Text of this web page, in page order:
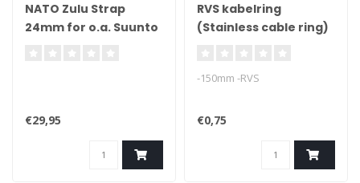
NATO Zulu Strap
24mm for o.a. Suunto
€29,95
RVS kabelring
(Stainless cable ring)
-150mm -RVS
€0,75